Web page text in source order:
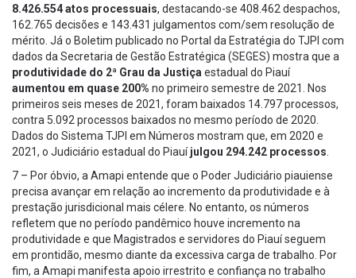
8.426.554 atos processuais, destacando-se 408.462 despachos,
162.765 decisões e 143.431 julgamentos com/sem resolução de
mérito. Já o Boletim publicado no Portal da Estratégia do TJPI com
dados da Secretaria de Gestão Estratégica (SEGES) mostra que a
produtividade do 2ª Grau da Justiça estadual do Piauí
aumentou em quase 200% no primeiro semestre de 2021. Nos
primeiros seis meses de 2021, foram baixados 14.797 processos,
contra 5.092 processos baixados no mesmo período de 2020.
Dados do Sistema TJPI em Números mostram que, em 2020 e
2021, o Judiciário estadual do Piauíjulgou 294.242 processos
7 – Por óbvio, a Amapi entende que o Poder Judiciário piauiense
precisa avançar em relação ao incremento da produtividade e à
prestação jurisdicional mais célere. No entanto, os números
refletem que no período pandêmico houve incremento na
produtividade e que Magistrados e servidores do Piauí seguem
em prontidão, mesmo diante da excessiva carga de trabalho. Por
fim, a Amapi manifesta apoio irrestrito e confiança no trabalho